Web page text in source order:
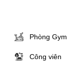
Phòng Gym
Công viên